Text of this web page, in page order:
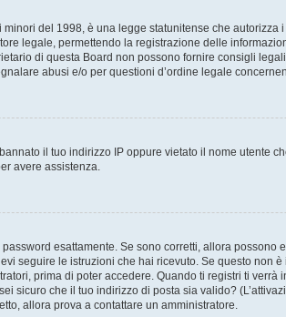
del 1998, è una legge statunitense che
legale, permettendo la registrazione delle
di questa Board non possono fornire consigli
abusi e/o per questioni d’ordine legale
il tuo indirizzo IP oppure vietato il nome utente
avere assistenza.
esattamente. Se sono corretti, allora
seguire le istruzioni che hai ricevuto. Se questo non
prima di poter accedere. Quando ti registri ti
sicuro che il tuo indirizzo di posta sia valido?
allora prova a contattare un amministratore.